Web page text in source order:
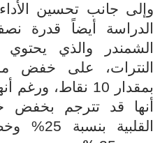
وإلى جانب تحسين
الدراسة أيضاً قدرة
النترات، على خفض
بمقدار 10 نقاط،
أنها قد تترجم بخفض
القلبية